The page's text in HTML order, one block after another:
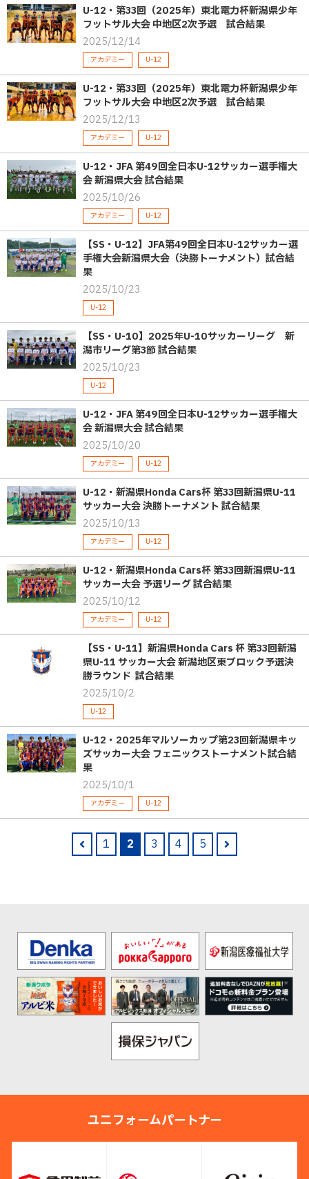
U-12・第33回（2025年）東北電力杯新潟県少年
フットサル大会 中地区2次予選 試合結果
2025/12/14
アカデミー U-12
U-12・第33回（2025年）東北電力杯新潟県少年
フットサル大会 中地区2次予選 試合結果
2025/12/13
アカデミー U-12
U-12・JFA 第49回全日本U-12サッカー選手権大
会 新潟県大会 試合結果
2025/10/26
アカデミー U-12
【SS・U-12】JFA第49回全日本U-12サッカー選
手権大会新潟県大会（決勝トーナメント）試合結
果
2025/10/23
U-12
【SS・U-10】2025年U-10サッカーリーグ 新
潟市リーグ第3節 試合結果
2025/10/23
U-12
U-12・JFA 第49回全日本U-12サッカー選手権大
会 新潟県大会 試合結果
2025/10/20
アカデミー U-12
U-12・新潟県Honda Cars杯 第33回新潟県U-11
サッカー大会 決勝トーナメント 試合結果
2025/10/13
アカデミー U-12
U-12・新潟県Honda Cars杯 第33回新潟県U-11
サッカー大会 予選リーグ 試合結果
2025/10/12
アカデミー U-12
【SS・U-11】新潟県Honda Cars 杯 第33回新潟
県U-11 サッカー大会 新潟地区東ブロック予選決
勝ラウンド 試合結果
2025/10/2
U-12
U-12・2025年マルソーカップ第23回新潟県キッ
ズサッカー大会 フェニックストーナメント試合結
果
2025/10/1
アカデミー U-12
1 2 3 4
5
ユニフォームパートナー